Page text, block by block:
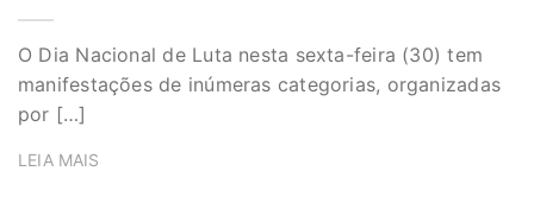
O Dia Nacional de Luta nesta sexta-feira (30) tem
manifestações de inúmeras categorias, organizadas
por […]
LEIA MAIS